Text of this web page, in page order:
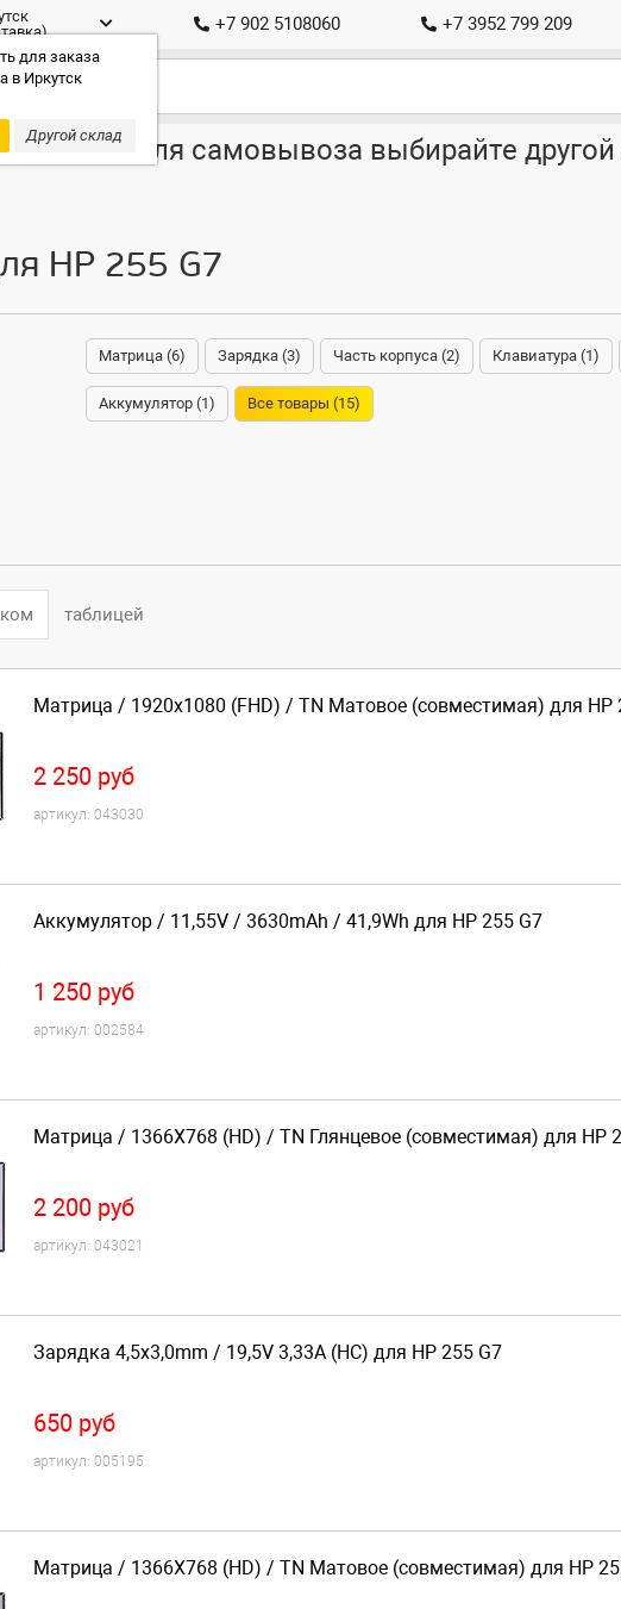
для заказа
в Иркутск
Другой склад
+7 902 5108060 +7 3952 799 209
доставка, для самовывоза выбирайте
HP 255 G7
Матрица (6) Зарядка (3) Часть корпуса (2) Клавиатура (1)
Аккумулятор (1) Все товары (15)
таблицей
Матрица / 1920x1080 (FHD) / TN Матовое (совместимая) для HP
2 250 руб
артикул: 043030
Аккумулятор / 11,55V / 3630mAh / 41,9Wh для HP 255 G7
1 250 руб
артикул: 002584
Матрица / 1366X768 (HD) / TN Глянцевое (совместимая) для HP
2 200 руб
артикул: 043021
Зарядка 4,5x3,0mm / 19,5V 3,33A (HC) для HP 255 G7
650 руб
артикул: 005195
Матрица / 1366X768 (HD) / TN Матовое (совместимая) для HP